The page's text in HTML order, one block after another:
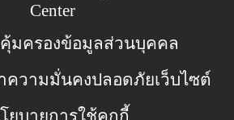
Center
มครองข้อมูลส่วนบุคคล
ความมั่นคงปลอดภัยเว็บไซต์
ยบายการใช้คุกกี้